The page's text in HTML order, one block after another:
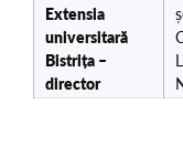
Extensia
universitară
Bistrița –
director